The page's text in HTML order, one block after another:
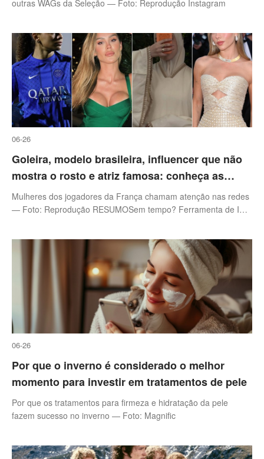
outras WAGs da Seleção — Foto: Reprodução Instagram
06-26
Goleira, modelo brasileira, influencer que não
mostra o rosto e atriz famosa: conheça as
'selesposas' da seleção francesa
Mulheres dos jogadores da França chamam atenção nas redes
— Foto: Reprodução RESUMOSem tempo? Ferramenta de IA
06-26
Por que o inverno é considerado o melhor
momento para investir em tratamentos de pele
Por que os tratamentos para firmeza e hidratação da pele
fazem sucesso no inverno — Foto: Magnific